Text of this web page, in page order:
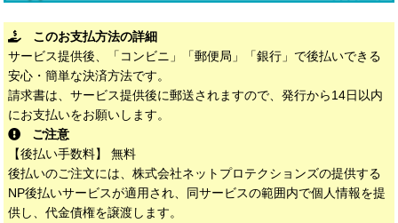
このお支払方法の詳細
サービス提供後、「コンビニ」「郵便局」「銀行」で後払いできる
安心・簡単な決済方法です。
請求書は、サービス提供後に郵送されますので、発行から14日以内
にお支払いをお願いします。
ご注意
【後払い手数料】 無料
後払いのご注文には、株式会社ネットプロテクションズの提供する
NP後払いサービスが適用され、同サービスの範囲内で個人情報を提
供し、代金債権を譲渡します。